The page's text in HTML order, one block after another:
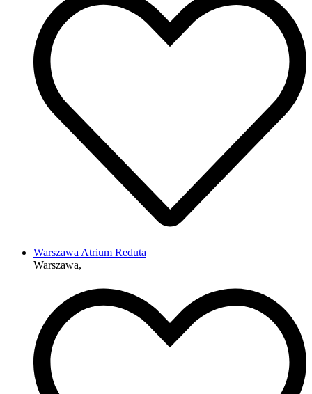
Warszawa Atrium Reduta
Warszawa,